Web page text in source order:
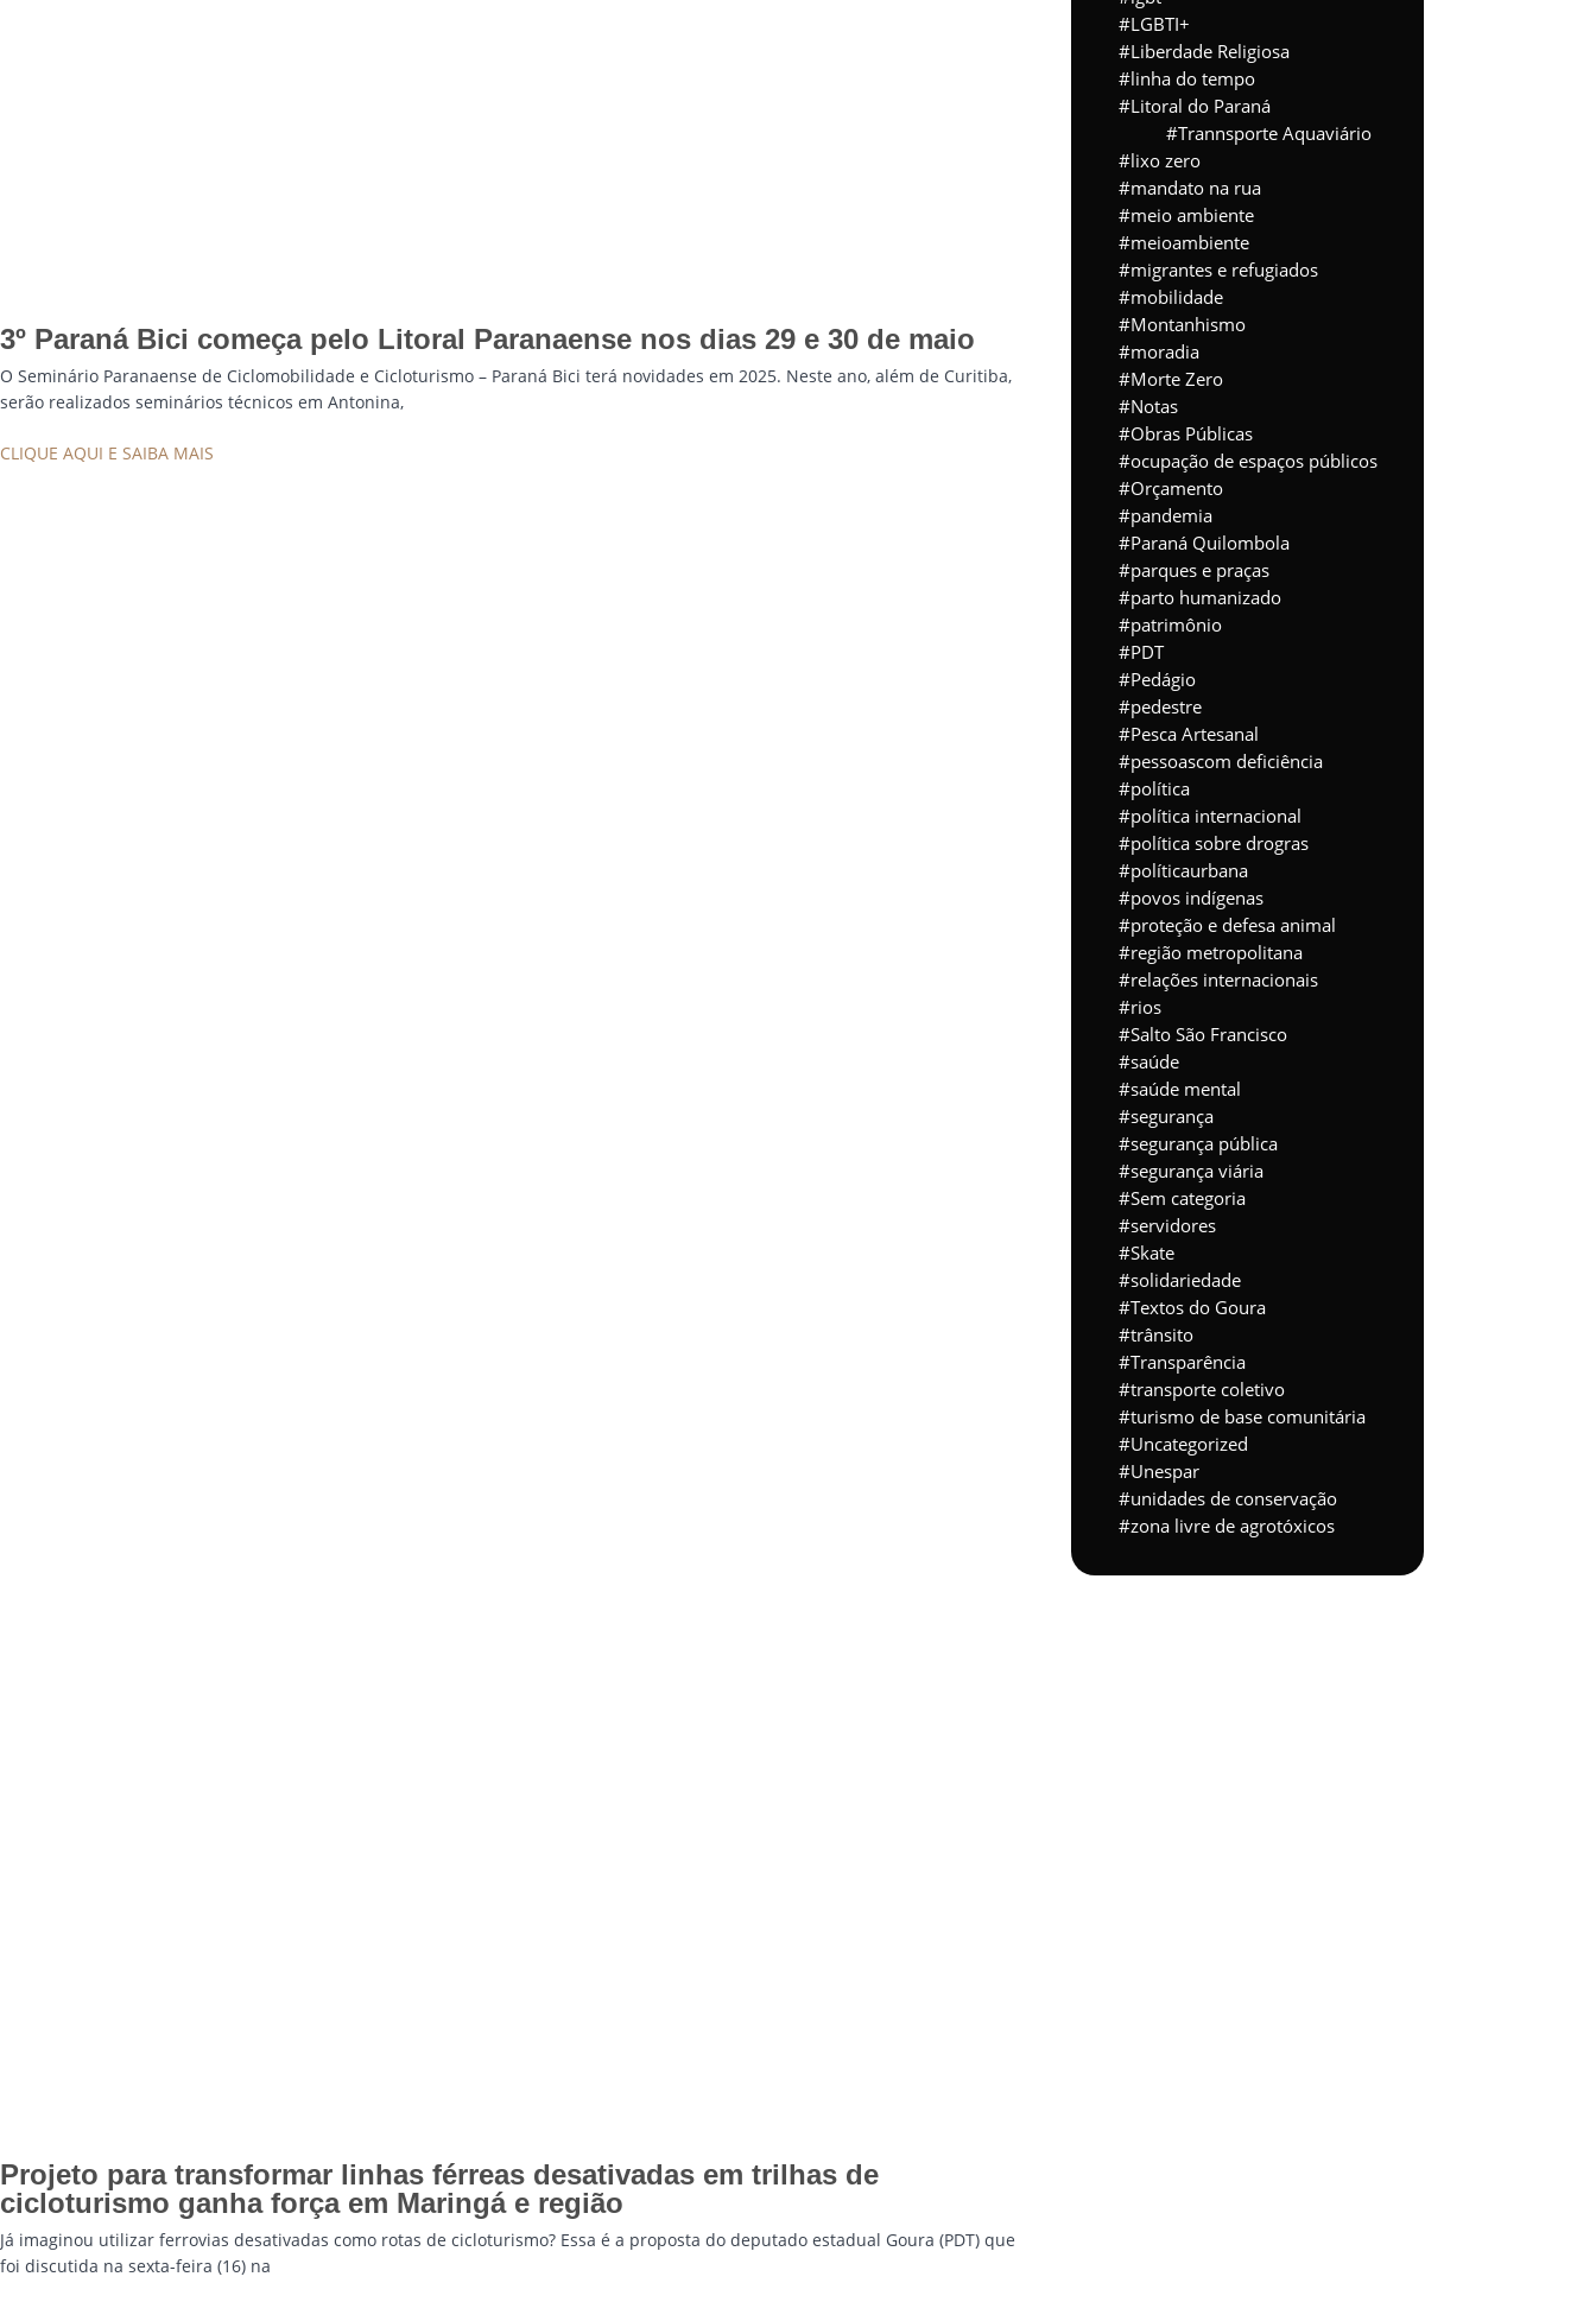
3º Paraná Bici começa pelo Litoral Paranaense nos dias 29 e 30 de maio
O Seminário Paranaense de Ciclomobilidade e Cicloturismo – Paraná Bici terá novidades em 2025. Neste ano, além de Curitiba,
serão realizados seminários técnicos em Antonina,
CLIQUE AQUI E SAIBA MAIS
Projeto para transformar linhas férreas desativadas em trilhas de
cicloturismo ganha força em Maringá e região
Já imaginou utilizar ferrovias desativadas como rotas de cicloturismo? Essa é a proposta do deputado estadual Goura (PDT) que
foi discutida na sexta-feira (16) na
LGBTI+
Liberdade Religiosa
linha do tempo
Litoral do Paraná
Trannsporte Aquaviário
lixo zero
mandato na rua
meio ambiente
meioambiente
migrantes e refugiados
mobilidade
Montanhismo
moradia
Morte Zero
Notas
Obras Públicas
ocupação de espaços públicos
Orçamento
pandemia
Paraná Quilombola
parques e praças
parto humanizado
patrimônio
PDT
Pedágio
pedestre
Pesca Artesanal
pessoascom deficiência
política
política internacional
política sobre drogras
políticaurbana
povos indígenas
proteção e defesa animal
região metropolitana
relações internacionais
rios
Salto São Francisco
saúde
saúde mental
segurança
segurança pública
segurança viária
Sem categoria
servidores
Skate
solidariedade
Textos do Goura
trânsito
Transparência
transporte coletivo
turismo de base comunitária
Uncategorized
Unespar
unidades de conservação
zona livre de agrotóxicos